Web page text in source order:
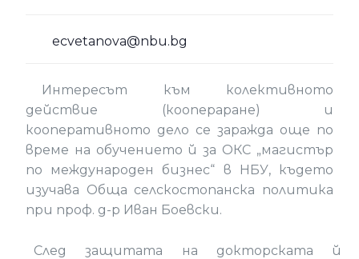
ecvetanova@nbu.bg
Интересът към колективното
действие (коопераране) и
кооперативното дело се заражда още по
време на обучението й за ОКС „магистър
по международен бизнес“ в НБУ, където
изучава Обща селскостопанска политика
при проф. д-р Иван Боевски.
След защитата на докторската й